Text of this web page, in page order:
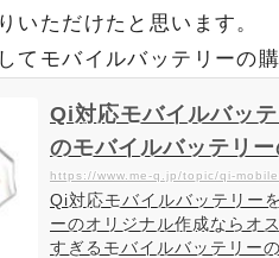
いただけたと思います。
てモバイルバッテリーの
Qi対応モバイルバッ
のモバイルバッテリ
ク）
https://www.me-q.jp/topic/qi-
Qi対応モバイルバッテリー
ーのオリジナル作成ならオ
すぎるモバイルバッテリー